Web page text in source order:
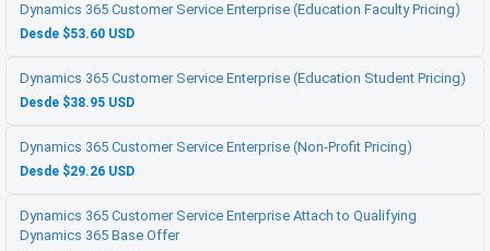
Dynamics 365 Customer Service Enterprise (Education Faculty Pricing)
Desde $53.60 USD
Dynamics 365 Customer Service Enterprise (Education Student Pricing)
Desde $38.95 USD
Dynamics 365 Customer Service Enterprise (Non-Profit Pricing)
Desde $29.26 USD
Dynamics 365 Customer Service Enterprise Attach to Qualifying
Dynamics 365 Base Offer